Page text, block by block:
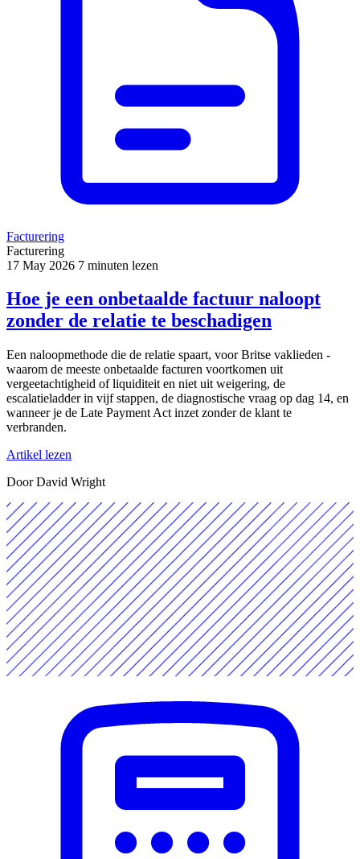
Facturering
Facturering
17 May 2026 7 minuten lezen
Hoe je een onbetaalde factuur naloopt
zonder de relatie te beschadigen
Een naloopmethode die de relatie spaart, voor Britse vaklieden -
waarom de meeste onbetaalde facturen voortkomen uit
vergeetachtigheid of liquiditeit en niet uit weigering, de
escalatieladder in vijf stappen, de diagnostische vraag op dag 14, en
wanneer je de Late Payment Act inzet zonder de klant te
verbranden.
Artikel lezen
Door David Wright